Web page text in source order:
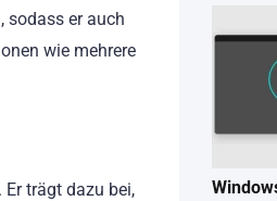
sodass er auch
wie mehrere
trägt dazu bei,